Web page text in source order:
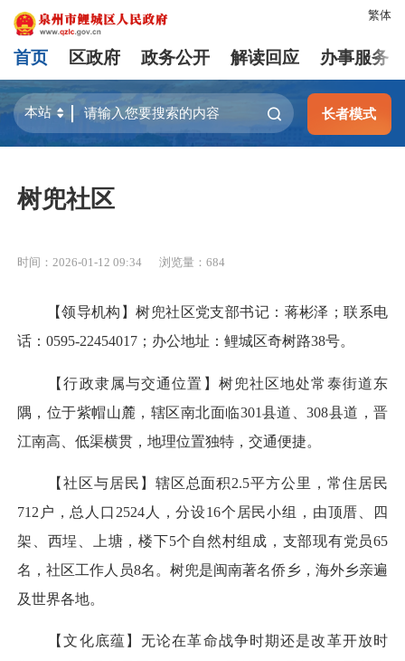
繁体
首页 区政府 政务公开 解读回应 办事服务
长者模式
树兜社区
时间：2026-01-12 09:34 浏览量： 684
【领导机构】树兜社区党支部书记：蒋彬泽；联系电
话：0595-22454017；办公地址：鲤城区奇树路38号。
【行政隶属与交通位置】树兜社区地处常泰街道东
隅，位于紫帽山麓，辖区南北面临301县道、308县道，晋
江南高、低渠横贯，地理位置独特，交通便捷。
【社区与居民】辖区总面积2.5平方公里，常住居民
712户，总人口2524人，分设16个居民小组，由顶厝、四
架、西埕、上塘，楼下5个自然村组成，支部现有党员65
名，社区工作人员8名。树兜是闽南著名侨乡，海外乡亲遍
及世界各地。
【文化底蕴】无论在革命战争时期还是改革开放时